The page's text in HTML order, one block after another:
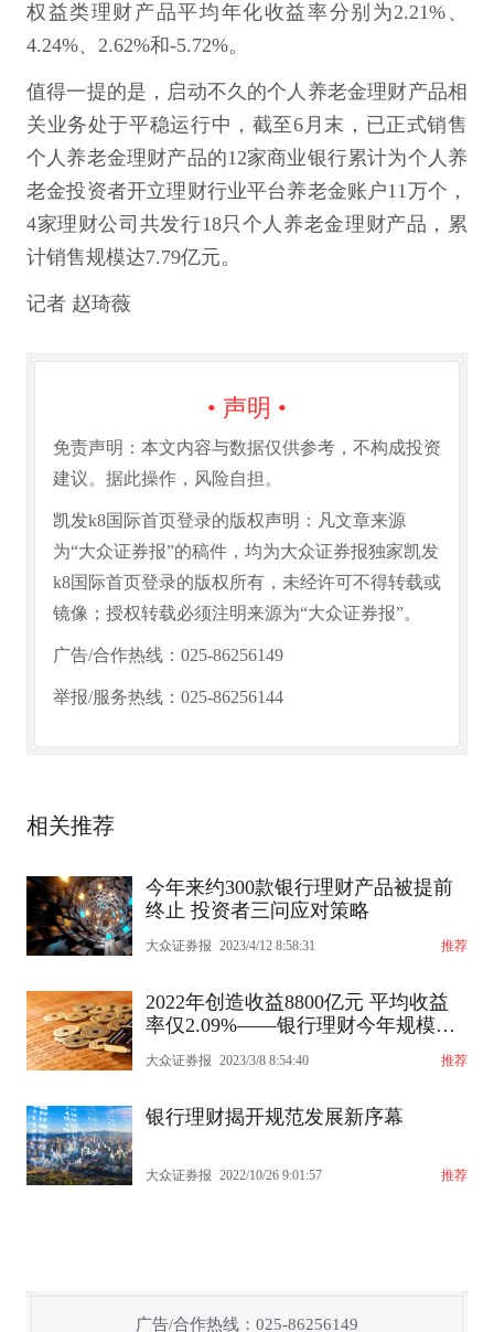
权益类理财产品平均年化收益率分别为2.21%、
4.24%、2.62%和-5.72%。
值得一提的是，启动不久的个人养老金理财产品相
关业务处于平稳运行中，截至6月末，已正式销售
个人养老金理财产品的12家商业银行累计为个人养
老金投资者开立理财行业平台养老金账户11万个，
4家理财公司共发行18只个人养老金理财产品，累
计销售规模达7.79亿元。
记者 赵琦薇
• 声明 •
免责声明：本文内容与数据仅供参考，不构成投资
建议。据此操作，风险自担。
凯发k8国际首页登录的版权声明：凡文章来源
为“大众证券报”的稿件，均为大众证券报独家凯发
k8国际首页登录的版权所有，未经许可不得转载或
镜像；授权转载必须注明来源为“大众证券报”。
广告/合作热线：025-86256149
举报/服务热线：025-86256144
相关推荐
今年来约300款银行理财产品被提前
终止 投资者三问应对策略
大众证券报 2023/4/12 8:58:31 推荐
2022年创造收益8800亿元 平均收益
率仅2.09%——银行理财今年规模有
望突破29万亿元
大众证券报 2023/3/8 8:54:40 推荐
银行理财揭开规范发展新序幕
大众证券报 2022/10/26 9:01:57 推荐
广告/合作热线：025-86256149